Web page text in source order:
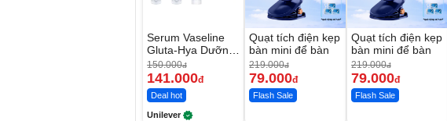
Serum Vaseline
Gluta-Hya Dưỡng
Da Sáng Mịn Sau
7 Ngày
150.000đ
141.000đ
Deal hot
Unilever
Quạt tích điện kẹp
bàn mini để bàn
219.000đ
79.000đ
Flash Sale
Quạt tích điện kẹp
bàn mini để bàn
219.000đ
79.000đ
Flash Sale